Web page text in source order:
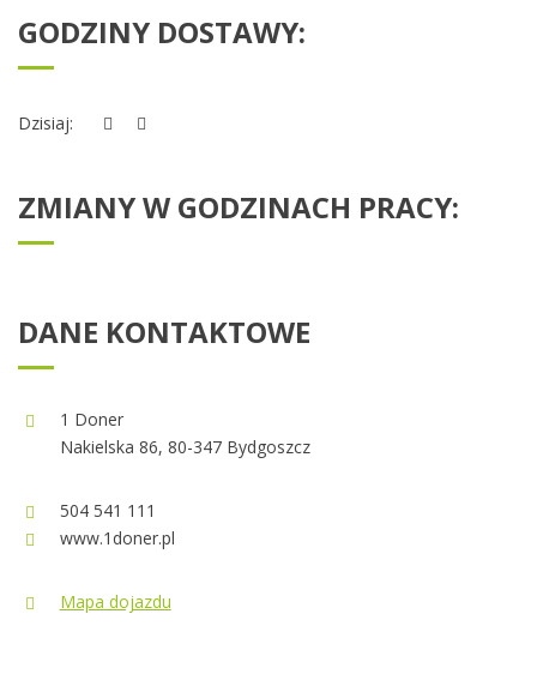
GODZINY DOSTAWY:
Dzisiaj:
ZMIANY W GODZINACH PRACY:
DANE KONTAKTOWE
1 Doner
Nakielska 86, 80-347 Bydgoszcz
504 541 111
www.1doner.pl
Mapa dojazdu